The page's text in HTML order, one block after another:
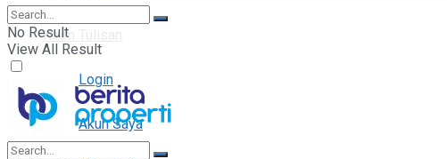
Kirim Tulisan
Login
Akun Saya
No Result
View All Result